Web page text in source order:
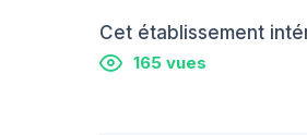
Cet établissement
165 vues